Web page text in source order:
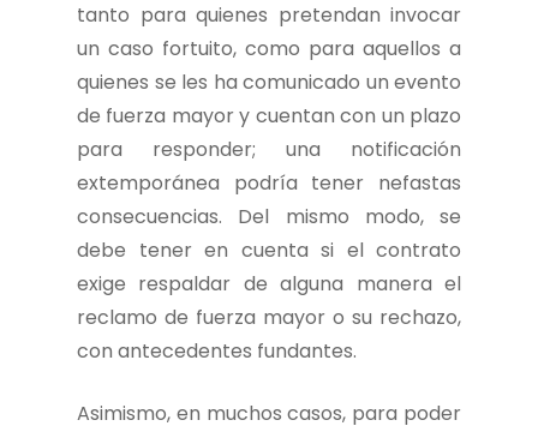
tanto para quienes pretendan invocar
un caso fortuito, como para aquellos a
quienes se les ha comunicado un evento
de fuerza mayor y cuentan con un plazo
para responder; una notificación
extemporánea podría tener nefastas
consecuencias. Del mismo modo, se
debe tener en cuenta si el contrato
exige respaldar de alguna manera el
reclamo de fuerza mayor o su rechazo,
con antecedentes fundantes.
Asimismo, en muchos casos, para poder